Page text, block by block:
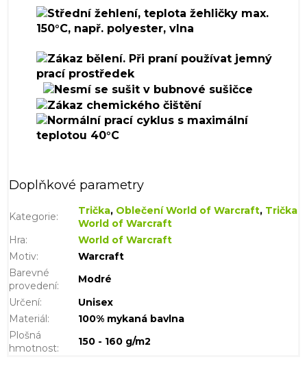
Doplňkové parametry
Kategorie: Trička, Oblečení World of Warcraft, Trička
World of Warcraft
Hra:
World of Warcraft
Motiv:
Warcraft
Barevné
provedení:
Modré
Určení:
Unisex
Materiál:
100% mykaná bavlna
Plošná
hmotnost:
150 - 160 g/m2